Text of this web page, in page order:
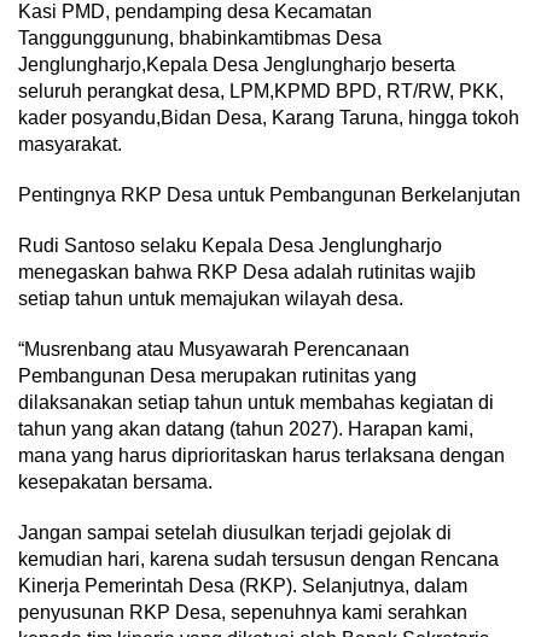
Kasi PMD, pendamping desa Kecamatan
Tanggunggunung, bhabinkamtibmas Desa
Jenglungharjo,Kepala Desa Jenglungharjo beserta
seluruh perangkat desa, LPM,KPMD BPD, RT/RW, PKK,
kader posyandu,Bidan Desa, Karang Taruna, hingga tokoh
masyarakat.
Pentingnya RKP Desa untuk Pembangunan Berkelanjutan
Rudi Santoso selaku Kepala Desa Jenglungharjo
menegaskan bahwa RKP Desa adalah rutinitas wajib
setiap tahun untuk memajukan wilayah desa.
“Musrenbang atau Musyawarah Perencanaan
Pembangunan Desa merupakan rutinitas yang
dilaksanakan setiap tahun untuk membahas kegiatan di
tahun yang akan datang (tahun 2027). Harapan kami,
mana yang harus diprioritaskan harus terlaksana dengan
kesepakatan bersama.
Jangan sampai setelah diusulkan terjadi gejolak di
kemudian hari, karena sudah tersusun dengan Rencana
Kinerja Pemerintah Desa (RKP). Selanjutnya, dalam
penyusunan RKP Desa, sepenuhnya kami serahkan